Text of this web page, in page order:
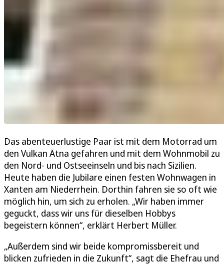
Das abenteuerlustige Paar ist mit dem Motorrad um
den Vulkan Ätna gefahren und mit dem Wohnmobil zu
den Nord- und Ostseeinseln und bis nach Sizilien.
Heute haben die Jubilare einen festen Wohnwagen in
Xanten am Niederrhein. Dorthin fahren sie so oft wie
möglich hin, um sich zu erholen. „Wir haben immer
geguckt, dass wir uns für dieselben Hobbys
begeistern können“, erklärt Herbert Müller.
„Außerdem sind wir beide kompromissbereit und
blicken zufrieden in die Zukunft“, sagt die Ehefrau und